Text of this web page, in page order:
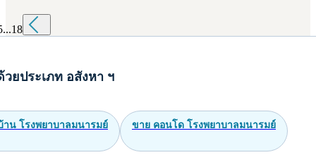
...18
ยประเภท อสังหา ฯ
าน โรงพยาบาลมนารมย์ ขาย คอนโด โรงพยาบาลมนารมย์